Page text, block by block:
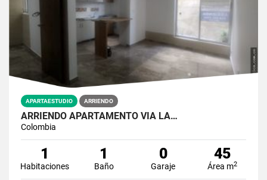
APARTAESTUDIO ARRIENDO
ARRIENDO APARTAMENTO VÍA LA…
Colombia
1
Habitaciones
1
Baño
0
Garaje
45
Área m2